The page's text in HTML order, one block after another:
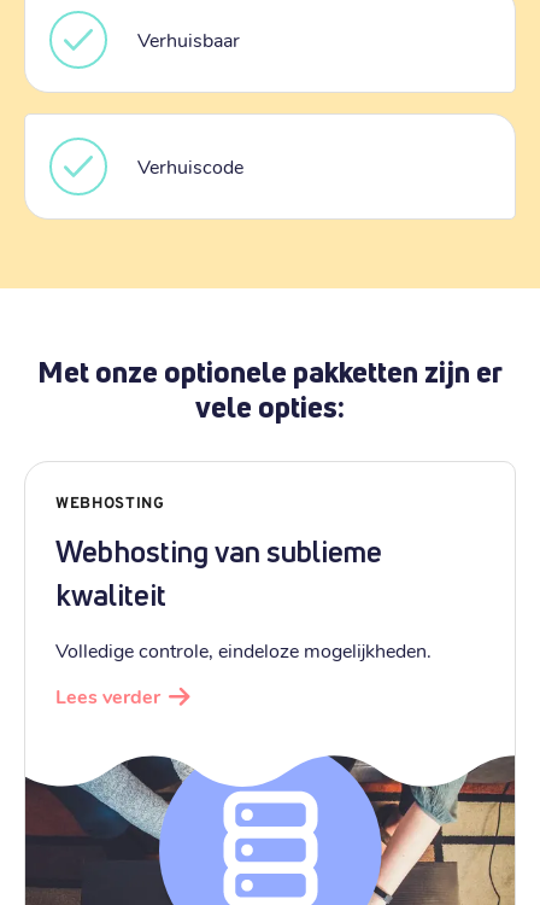
Verhuisbaar
Verhuiscode
Met onze optionele pakketten zijn er
vele opties:
WEBHOSTING
Webhosting van sublieme
kwaliteit
Volledige controle, eindeloze mogelijkheden.
Lees verder